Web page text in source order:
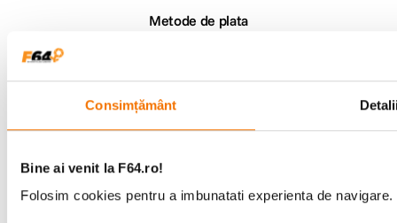
Consimțământ
Bine ai venit la F64.ro!
Folosim cookies pentru a imbunatati experienta de
Metode de plata
+40 21 270 0050
Program de lucru
Bd-ul Unirii 64, Bucuresti